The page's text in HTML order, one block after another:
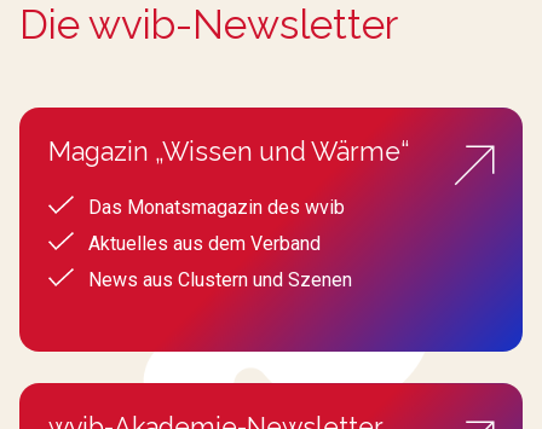
Die wvib-Newsletter
Magazin „Wissen und Wärme“
Das Monatsmagazin des wvib
Aktuelles aus dem Verband
News aus Clustern und Szenen